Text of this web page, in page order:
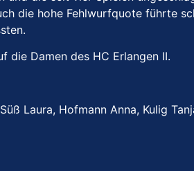
die hohe Fehlwurfquote führte
die Damen des HC Erlangen II.
Laura, Hofmann Anna, Kulig